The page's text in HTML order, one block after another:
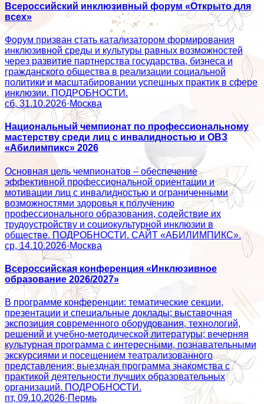
Всероссийский инклюзивный форум «Открыто для
всех»
Форум призван стать катализатором формирования
инклюзивной среды и культуры равных возможностей
через развитие партнерства государства, бизнеса и
гражданского общества в реализации социальной
политики и масштабировании успешных практик в сфере
инклюзии. ПОДРОБНОСТИ.
сб, 31.10.2026·Москва
Национальный чемпионат по профессиональному
мастерству среди лиц с инвалидностью и ОВЗ
«Абилимпикс» 2026
Основная цель чемпионатов – обеспечение
эффективной профессиональной ориентации и
мотивации лиц с инвалидностью и ограниченными
возможностями здоровья к получению
профессионального образования, содействие их
трудоустройству и социокультурной инклюзии в
обществе. ПОДРОБНОСТИ. САЙТ «АБИЛИМПИКС».
ср, 14.10.2026·Москва
Всероссийская конференция «Инклюзивное
образование 2026/2027»
В программе конференции: тематические секции,
презентации и специальные доклады; выставочная
экспозиция современного оборудования, технологий,
решений и учебно-методической литературы; вечерняя
культурная программа с интересными, познавательными
экскурсиями и посещением театрализованного
представления; выездная программа знакомства с
практикой деятельности лучших образовательных
организаций. ПОДРОБНОСТИ.
пт, 09.10.2026·Пермь